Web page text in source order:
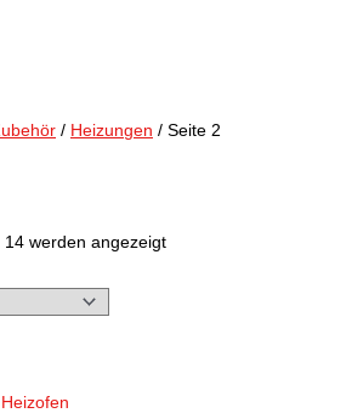
/ Heizungen / Seite 2
werden angezeigt